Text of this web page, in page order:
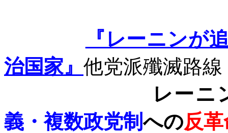
『レーニンが
治国家』 他党派殲滅路
レーニ
義・複数政党制への反